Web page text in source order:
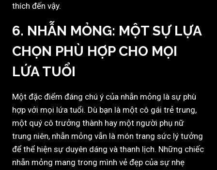
thích đến vậy.
6. NHẪN MỎNG: MỘT SỰ LỰA
CHỌN PHÙ HỢP CHO MỌI
LỨA TUỔI
Một đặc điểm đáng chú ý của nhẫn mỏng là sự phù
hợp với mọi lứa tuổi. Dù bạn là một cô gái trẻ trung,
một quý cô trưởng thành hay một người phụ nữ
trung niên, nhẫn mỏng vẫn là món trang sức lý tưởng
để thể hiện sự duyên dáng và thanh lịch. Những chiếc
nhẫn mỏng mang trong mình vẻ đẹp của sự nhẹ